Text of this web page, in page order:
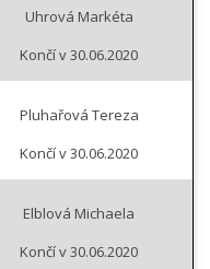
Uhrová Markéta
Končí v 30.06.2020
Pluhařová Tereza
Končí v 30.06.2020
Elblová Michaela
Končí v 30.06.2020